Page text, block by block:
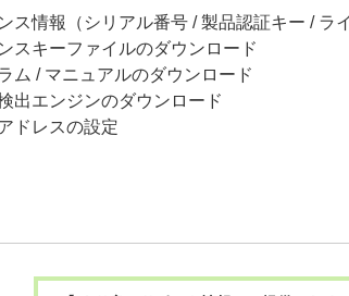
ス情報（シリアル番号 / 製品認証キー / ラ
スキーファイルのダウンロード
ム / マニュアルのダウンロード
出エンジンのダウンロード
ドレスの設定